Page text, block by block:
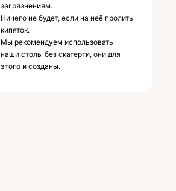
загрязнениям.
Ничего не будет, если на неё пролить
кипяток.
Мы рекомендуем использовать
наши столы без скатерти, они для
этого и созданы.